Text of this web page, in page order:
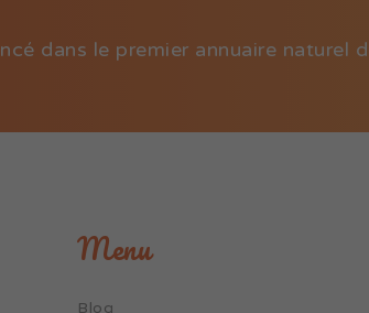
dans le premier annuaire naturel
Menu
Blog